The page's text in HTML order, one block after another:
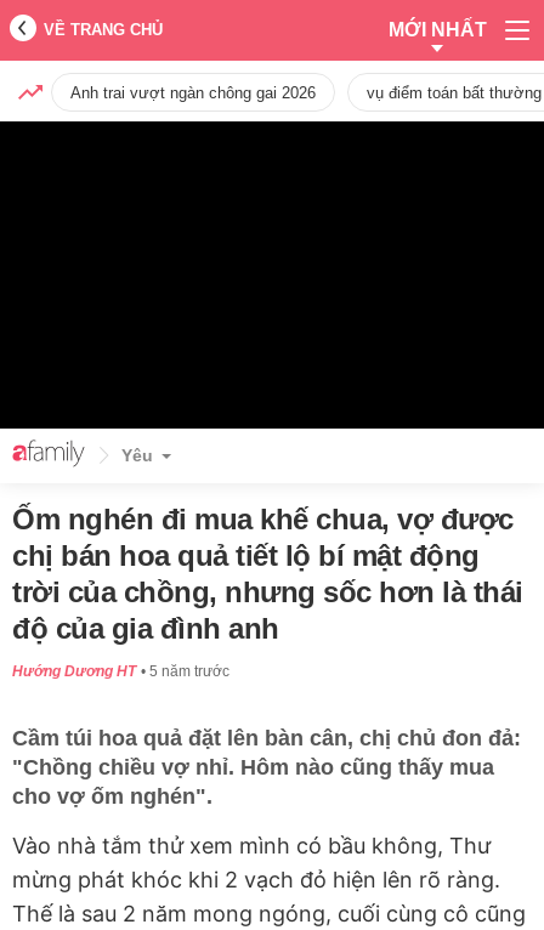
VỀ TRANG CHỦ MỚI NHẤT
Anh trai vượt ngàn chông gai 2026 vụ điểm toán bất
Yêu
Ốm nghén đi mua khế chua, vợ được
chị bán hoa quả tiết lộ bí mật động
trời của chồng, nhưng sốc hơn là thái
độ của gia đình anh
Hướng Dương HT 5 năm trước
Cầm túi hoa quả đặt lên bàn cân, chị chủ đon đả:
"Chồng chiều vợ nhỉ. Hôm nào cũng thấy mua
cho vợ ốm nghén".
Vào nhà tắm thử xem mình có bầu không, Thư
mừng phát khóc khi 2 vạch đỏ hiện lên rõ ràng.
Thế là sau 2 năm mong ngóng, cuối cùng cô cũng